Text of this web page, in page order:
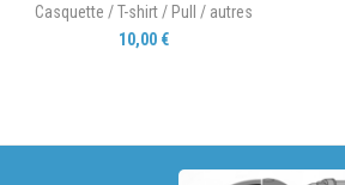
Casquette / T-shirt / Pull / autres
10,00 €